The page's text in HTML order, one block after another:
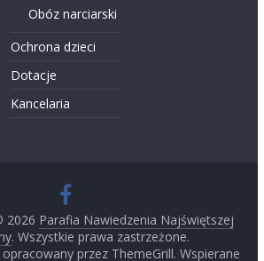
Obóz narciarski
Ochrona dzieci
Dotacje
Kancelaria
2026 Parafia Nawiedzenia Najświętszej
. Wszystkie prawa zastrzeżone.
przez ThemeGrill. Wspierane